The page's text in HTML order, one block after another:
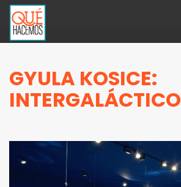
GYULA KOSICE:
INTERGALÁCTICO